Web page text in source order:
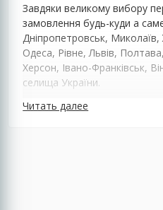
Завдяки великому вибору
замовлення будь-куди а
Дніпропетровськ, Миколаїв,
Одеса, Рівне, Львів,
Херсон, Івано-Франківськ,
селища України.
Читать далее